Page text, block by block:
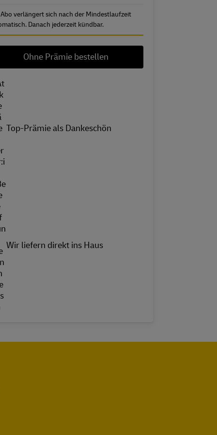
Abo verlängert sich nach der Mindestlaufzeit
Danach jederzeit kündbar.
Ohne Prämie bestellen
Top-Prämie als Dankeschön
Wir liefern direkt ins Haus